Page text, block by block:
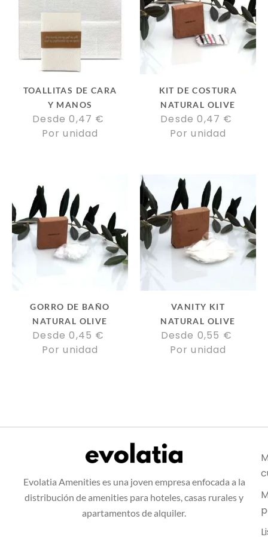
TOALLITAS DE CARA
Y MANOS
Desde 0,47 €
Por unidad
KIT DE COSTURA
NATURAL OLIVE
Desde 0,47 €
Por unidad
GORRO DE BAÑO
NATURAL OLIVE
Desde 0,45 €
Por unidad
VANITY KIT
NATURAL OLIVE
Desde 0,55 €
Por unidad
Evolatia Amenities es una joven empresa enfocada a la
distribución de amenities para hoteles, casas rurales y
apartamentos de alquiler.